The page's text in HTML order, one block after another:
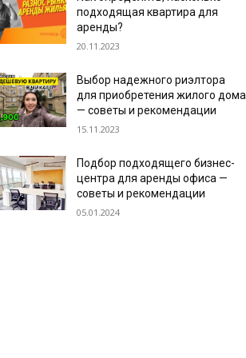
подходящая квартира для
аренды?
20.11.2023
Выбор надежного риэлтора
для приобретения жилого дома
— советы и рекомендации
15.11.2023
Подбор подходящего бизнес-
центра для аренды офиса —
советы и рекомендации
05.01.2024